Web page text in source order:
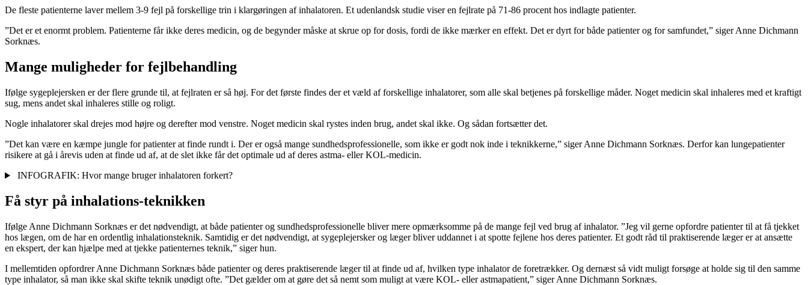
De fleste patienterne laver mellem 3-9 fejl på forskellige trin i klargøringen af inhalatoren. Et udenlandsk studie viser en fejlrate på 71-86 procent hos indlagte patienter.
”Det er et enormt problem. Patienterne får ikke deres medicin, og de begynder måske at skrue op for dosis, fordi de ikke mærker en effekt. Det er dyrt for både patienter og for samfundet,” siger Anne Dichmann
Sorknæs.
Mange muligheder for fejlbehandling
Ifølge sygeplejersken er der flere grunde til, at fejlraten er så høj. For det første findes der et væld af forskellige inhalatorer, som alle skal betjenes på forskellige måder. Noget medicin skal inhaleres med et kraftigt
sug, mens andet skal inhaleres stille og roligt.
Nogle inhalatorer skal drejes mod højre og derefter mod venstre. Noget medicin skal rystes inden brug, andet skal ikke. Og sådan fortsætter det.
”Det kan være en kæmpe jungle for patienter at finde rundt i. Der er også mange sundhedsprofessionelle, som ikke er godt nok inde i teknikkerne,” siger Anne Dichmann Sorknæs. Derfor kan lungepatienter
risikere at gå i årevis uden at finde ud af, at de slet ikke får det optimale ud af deres astma- eller KOL-medicin.
INFOGRAFIK: Hvor mange bruger inhalatoren forkert?
Få styr på inhalations-teknikken
Ifølge Anne Dichmann Sorknæs er det nødvendigt, at både patienter og sundhedsprofessionelle bliver mere opmærksomme på de mange fejl ved brug af inhalator. ”Jeg vil gerne opfordre patienter til at få tjekket
hos lægen, om de har en ordentlig inhalationsteknik. Samtidig er det nødvendigt, at sygeplejersker og læger bliver uddannet i at spotte fejlene hos deres patienter. Et godt råd til praktiserende læger er at ansætte
en ekspert, der kan hjælpe med at tjekke patienternes teknik,” siger hun.
I mellemtiden opfordrer Anne Dichmann Sorknæs både patienter og deres praktiserende læger til at finde ud af, hvilken type inhalator de foretrækker. Og dernæst så vidt muligt forsøge at holde sig til den samme
type inhalator, så man ikke skal skifte teknik unødigt ofte. ”Det gælder om at gøre det så nemt som muligt at være KOL- eller astmapatient,” siger Anne Dichmann Sorknæs.